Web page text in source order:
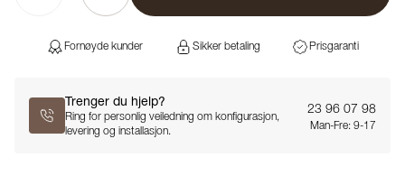
Fornøyde kunder Sikker betaling Prisgaranti
Trenger du hjelp?
Ring for personlig veiledning om konfigurasjon,
levering og installasjon.
23 96 07 98
Man-Fre: 9-17